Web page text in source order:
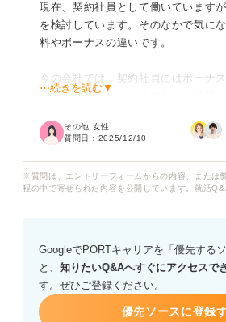
現在、契約社員として働いています
を検討しています。そのなかで気に
料やボーナスの違いです。
今の会社では、契約社員にはボーナ
か支給されません。そのため、頑張
ら正社員に転職した場合、年収はど
ーナスをしっかりもらえる企業を見
報や面接でどんな点に注意すれば良
お願いいたします。
⋯続きを読む▼
その他 女性
質問日： 2025/12/10
※質問は、エントリーフォームからの内容、または
程の中で寄せられた内容を公開しています。就活
GoogleでPORTキャリアを「優先する
と、 知りたいQ&Aへすぐにアクセスで
す。ぜひご登録ください。
優先ソースに登録